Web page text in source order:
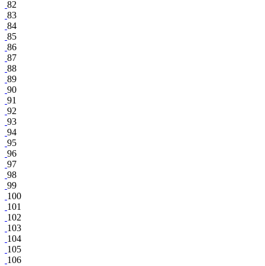
82
83
84
85
86
87
88
89
90
91
92
93
94
95
96
97
98
99
100
101
102
103
104
105
106